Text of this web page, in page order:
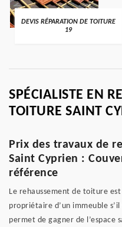
DEVIS RÉPARATION DE TOITURE
19
SPÉCIALISTE EN
TOITURE SAINT
Prix des travaux de
Saint Cyprien :
référence
Le rehaussement de toiture
propriétaire d’un immeuble
permet de gagner de l’espace